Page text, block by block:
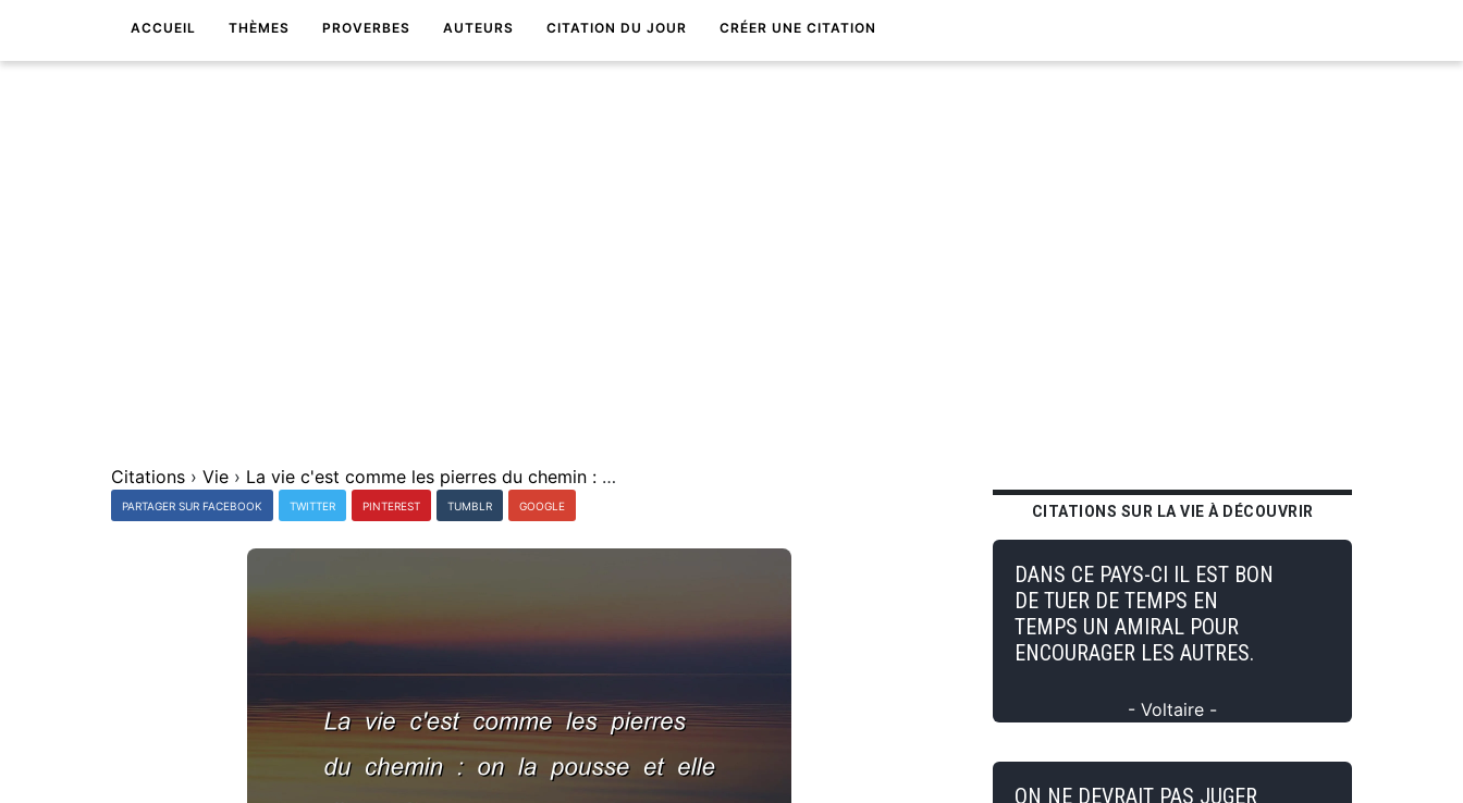
ACCUEIL THÈMES PROVERBES AUTEURS CITATION DU JOUR CRÉER UNE CITATION
Citations › Vie › La vie c'est comme les pierres du chemin : on la pousse et elle disparaÃ®t.
PARTAGER SUR FACEBOOK TWITTER PINTEREST TUMBLR GOOGLE CITATIONS SUR LA VIE À DÉCOUVRIR
DANS CE PAYS-CI IL EST BON
DE TUER DE TEMPS EN
TEMPS UN AMIRAL POUR
ENCOURAGER LES AUTRES.
- Voltaire -
ON NE DEVRAIT PAS JUGER